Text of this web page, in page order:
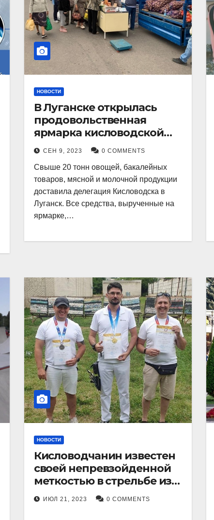
НОВОСТИ
В Луганске открылась
продовольственная
ярмарка кисловодской
продукции.
СЕН 9, 2023 0 COMMENTS
Свыше 20 тонн овощей, бакалейных
товаров, мясной и молочной продукции
доставила делегация Кисловодска в
Луганск. Все средства, вырученные на
ярмарке,…
НОВОСТИ
Кисловодчанин известен
своей непревзойденной
меткостью в стрельбе из
лука, и его успехи
прославили его в
ИЮЛ 21, 2023 0 COMMENTS